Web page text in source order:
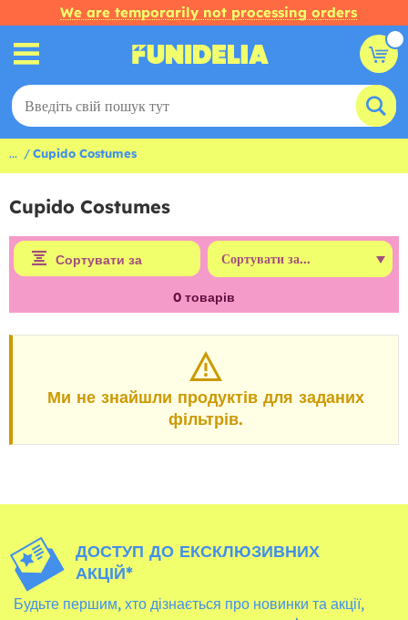
We are temporarily not processing orders
... Cupido Costumes
Cupido Costumes
Сортувати за
0 товарів
Ми не знайшли продуктів для заданих
фільтрів.
ДОСТУП ДО ЕКСКЛЮЗИВНИХ
АКЦІЙ*
Будьте першим, хто дізнається про новинки та акції,